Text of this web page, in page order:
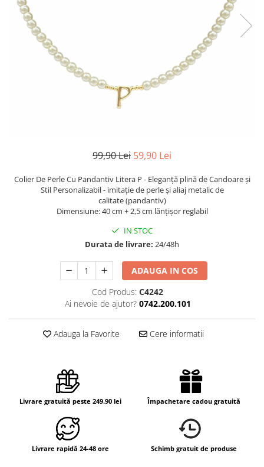
99,90 Lei 59,90 Lei
Colier De Perle Cu Pandantiv Litera P - Eleganță plină de Candoare și
Stil Personalizabil - imitație de perle și aliaj metalic de
calitate (pandantiv)
​​​​​​​Dimensiune: 40 cm + 2,5 cm lănțișor reglabil
IN STOC
Durata de livrare: 24/48h
ADAUGA IN COS
Cod Produs: C4242
Ai nevoie de ajutor? 0742.200.101
Adauga la Favorite Cere informatii
Livrare gratuită peste 249.90 lei Împachetare cadou gratuită
Livrare rapidă 24-48 ore Schimb gratuit de produse